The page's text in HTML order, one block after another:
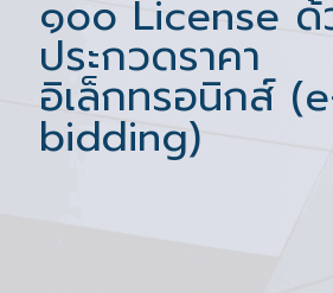
๑๐๐ License ด้
ประกวดราคา
อิเล็กทรอนิกส์
bidding)